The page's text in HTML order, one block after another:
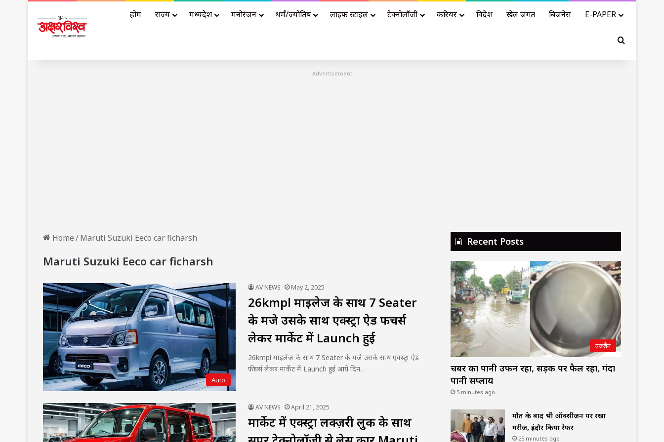
होम राज्य मध्यप्रदेश मनोरंजन धर्मं/ज्योतिष लाइफ स्टाइल टेक्नोलॉजी करियर विदेश खेल जगत बिजनेस E-PAPER
Search for
Advertisement
Home/Maruti Suzuki Eeco car ficharsh
Maruti Suzuki Eeco car ficharsh
Auto
AV NEWS May 2, 2025
26kmpl माइलेज के साथ 7 Seater
के मजे उसके साथ एक्स्ट्रा ऐड फीचर्स
लेकर मार्केट में Launch हुई
26kmpl माइलेज के साथ 7 Seater के मजे उसके साथ एक्स्ट्रा ऐड
फीचर्स लेकर मार्केट में Launch हुई आये दिन…
AV NEWS April 21, 2025
मार्केट में एक्स्ट्रा लक्ज़री लुक के साथ
Recent Posts
उज्जैन
चैंबर का पानी उफन रहा, सड़क पर फैल रहा, गंदा
पानी सप्लाय
5 minutes ago
मौत के बाद भी ऑक्सीजन पर रखा
मरीज, इंदौर किया रेफर
25 minutes ago